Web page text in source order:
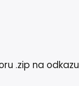
.zip na odkazu